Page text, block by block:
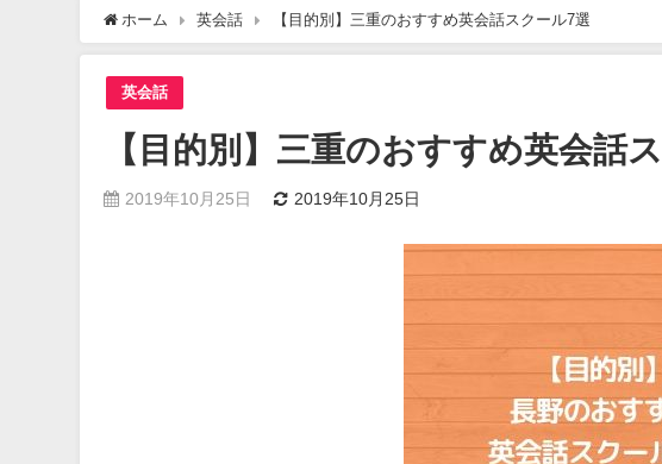
ホーム 英会話 【目的別】三重のおすすめ英会話スクール7選
英会話
【目的別】三重のおすすめ英会話
2019年10月25日 2019年10月25日